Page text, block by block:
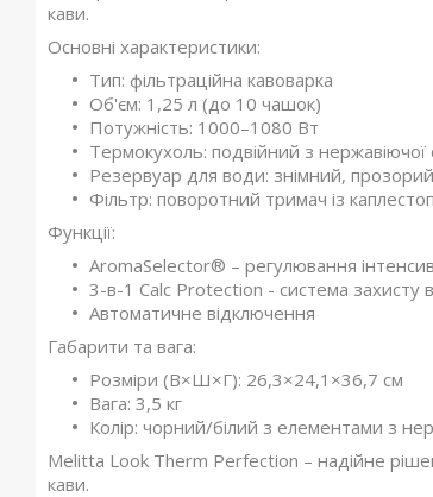
кави.
Основні характеристики:
Тип: фільтраційна кавоварка
Об'єм: 1,25 л (до 10 чашок)
Потужність: 1000–1080 Вт
Термокухоль: подвійний з
Резервуар для води: знімний,
Фільтр: поворотний тримач із
Функції:
AromaSelector® – регулювання
3-в-1 Calc Protection - система захисту
Автоматичне відключення
Габарити та вага:
Розміри (В×Ш×Г): 26,3×24,1×36,7 см
Вага: 3,5 кг
Колір: чорний/білий з елементами з
Melitta Look Therm Perfection – надійне
кави.